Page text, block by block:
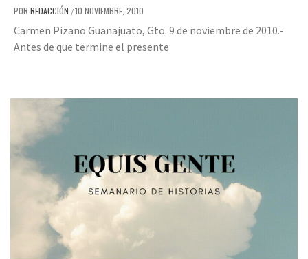
POR REDACCIÓN /10 NOVIEMBRE, 2010
Carmen Pizano Guanajuato, Gto. 9 de noviembre de 2010.-
Antes de que termine el presente